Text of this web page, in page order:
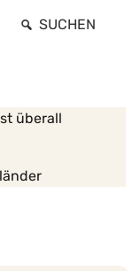
SUCHEN
überall